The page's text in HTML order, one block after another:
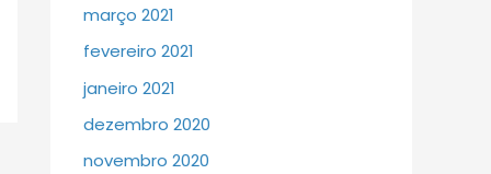
março 2021
fevereiro 2021
janeiro 2021
dezembro 2020
novembro 2020